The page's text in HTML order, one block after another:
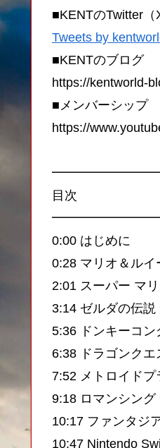
■KENTのTwitter（
Tweets by
■KENTのブログ
https://kentworld-
■メンバーシップ
https://
目次
0:00 はじめに
0:28 マリオ＆ル
2:01 スーパー マ
3:14 ゼルダの伝
5:36 ドンキーコ
6:38 ドラゴンク
7:52 メトロイドプ
9:18 ロマンシン
10:17 ファンタジ
10:47 Nintendo